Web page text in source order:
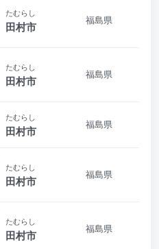
たむらし
田村市
福島県
たむらし
田村市
福島県
たむらし
田村市
福島県
たむらし
田村市
福島県
たむらし
田村市
福島県